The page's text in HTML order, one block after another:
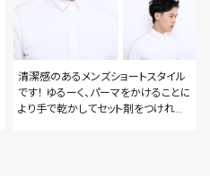
清潔感のあるメンズショートスタイル
です！ ゆるーく、パーマをかけることに
より手で乾かしてセット剤をつければ